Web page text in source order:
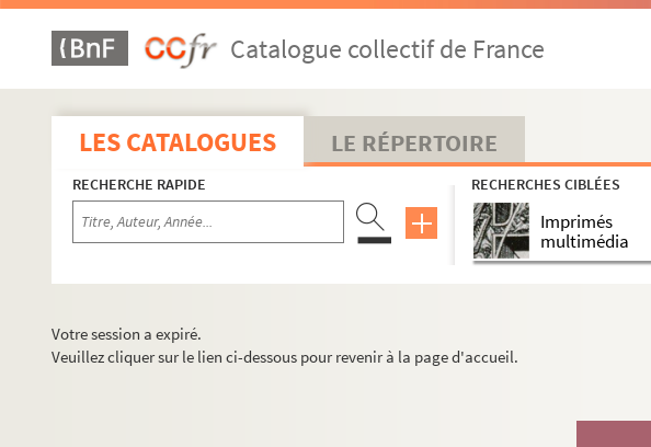
Catalogue collectif de France
LES CATALOGUES LE RÉPERTOIRE
RECHERCHE RAPIDE RECHERCHES CIBLÉES
Imprimés
multimédia
Votre session a expiré.
Veuillez cliquer sur le lien ci-dessous pour revenir à la page d'accueil.